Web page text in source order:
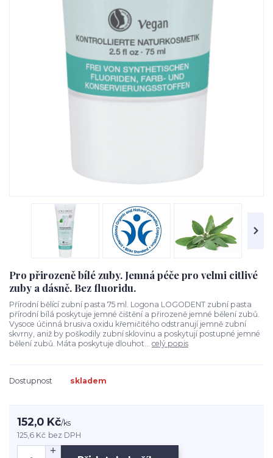
Pro přirozeně bílé zuby. Jemná péče pro velmi citlivé
zuby a dásně. Bez fluoridu.
Přírodní bělící zubní pasta 75 ml. Logona LOGODENT zubní pasta
přírodní bílá poskytuje jemné čištění a přirozeně jemné bělení zubů.
Vysoce účinná brusiva oxidu křemičitého odstranují jemně zubní
skvrny, aniž by poškodily zubní sklovinu a poskytují postupné jemné
bělení zubů. Máta poskytuje dlouhot... celý popis
Dostupnost skladem
152,0 Kč/ks
125,6 Kč bez DPH